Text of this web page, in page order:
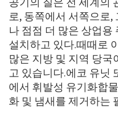
로, 동쪽에서 서쪽으로,
나 점점 더 많은 상업용
설치하고 있다.때때로
많은 지방 및 지역 당국
고 있습니다.에코 유닛
에서 휘발성 유기화합
화 및 냄새를 제거하는